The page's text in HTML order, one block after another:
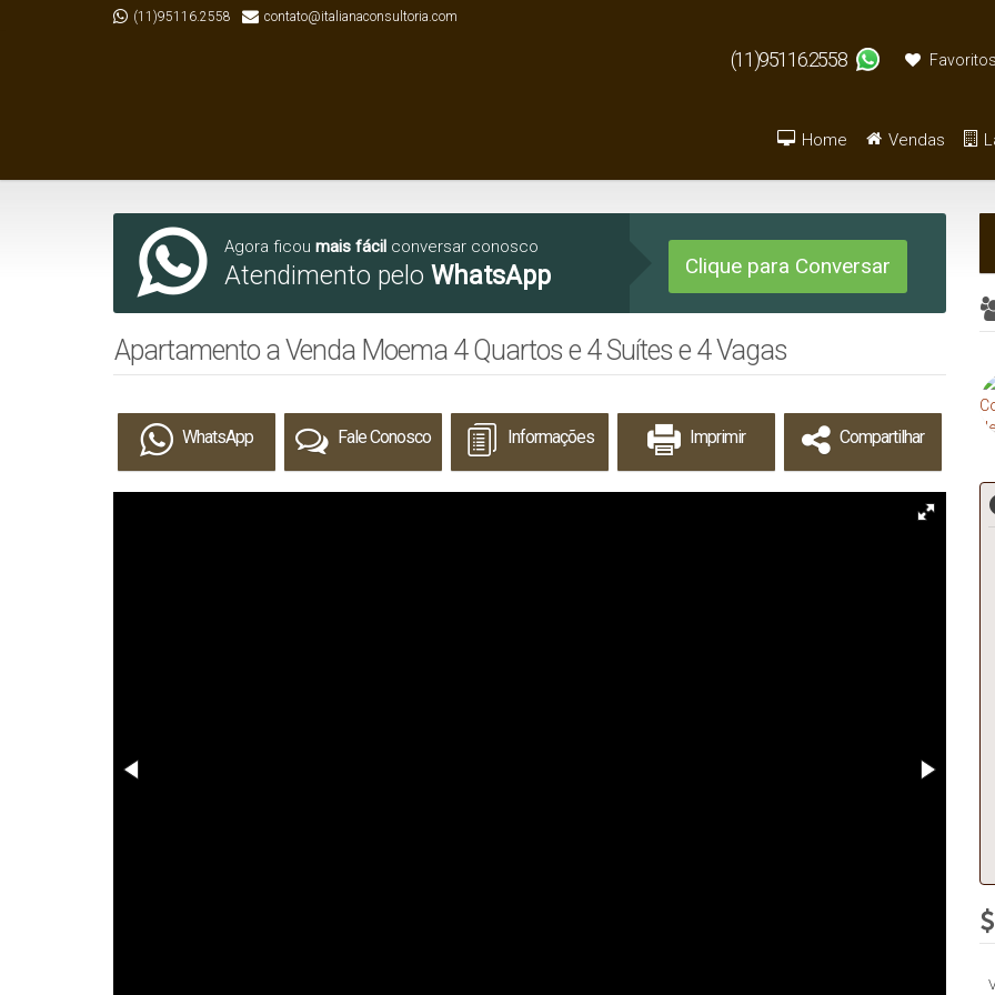
(11)95116.2558 contato@italianaconsultoria.com
Favoritos
Vendas
Home
Agora ficou mais fácil conversar conosco
Atendimento pelo WhatsApp Clique para Conversar
Apartamento a Venda Moema 4 Quartos e 4 Suítes e 4 Vagas
WhatsApp Fale Conosco Informações Imprimir Compartilhar